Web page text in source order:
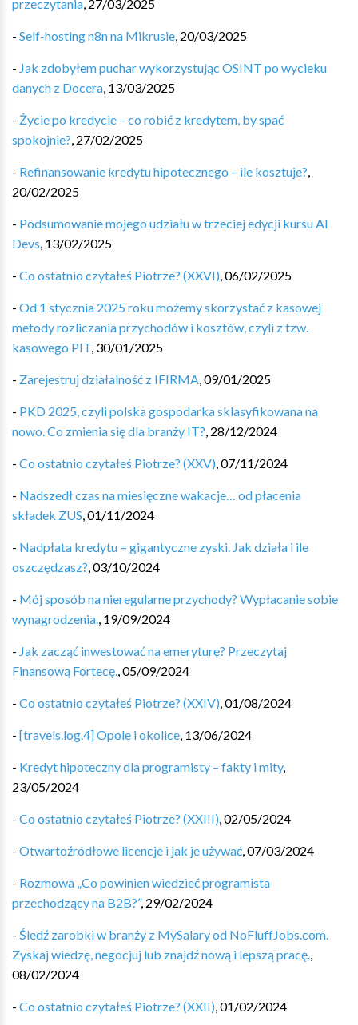
przeczytania, 27/03/2025
- Self-hosting n8n na Mikrusie, 20/03/2025
- Jak zdobyłem puchar wykorzystując OSINT po wycieku
danych z Docera, 13/03/2025
- Życie po kredycie – co robić z kredytem, by spać
spokojnie?, 27/02/2025
- Refinansowanie kredytu hipotecznego – ile kosztuje?,
20/02/2025
- Podsumowanie mojego udziału w trzeciej edycji kursu AI
Devs, 13/02/2025
- Co ostatnio czytałeś Piotrze? (XXVI),06/02/2025
- Od 1 stycznia 2025 roku możemy skorzystać z kasowej
metody rozliczania przychodów i kosztów, czyli z tzw.
kasowego PIT, 30/01/2025
- Zarejestruj działalność z IFIRMA,09/01/2025
- PKD 2025, czyli polska gospodarka sklasyfikowana na
nowo. Co zmienia się dla branży IT?, 28/12/2024
- Co ostatnio czytałeś Piotrze? (XXV),07/11/2024
- Nadszedł czas na miesięczne wakacje… od płacenia
składek ZUS,01/11/2024
- Nadpłata kredytu = gigantyczne zyski. Jak działa i ile
oszczędzasz?,03/10/2024
- Mój sposób na nieregularne przychody? Wypłacanie sobie
wynagrodzenia., 19/09/2024
- Jak zacząć inwestować na emeryturę? Przeczytaj
Finansową Fortecę.,05/09/2024
- Co ostatnio czytałeś Piotrze? (XXIV),01/08/2024
- [travels.log.4] Opole i okolice, 13/06/2024
- Kredyt hipoteczny dla programisty – fakty i mity,
23/05/2024
- Co ostatnio czytałeś Piotrze? (XXIII),02/05/2024
- Otwartoźródłowe licencje i jak je używać,07/03/2024
- Rozmowa „Co powinien wiedzieć programista
przechodzący na B2B?”, 29/02/2024
- Śledź zarobki w branży z MySalary od NoFluffJobs.com.
Zyskaj wiedzę, negocjuj lub znajdź nową i lepszą pracę.,
08/02/2024
- Co ostatnio czytałeś Piotrze? (XXII),01/02/2024